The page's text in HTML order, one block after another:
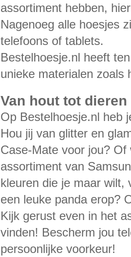
assortiment hebben,
Nagenoeg alle hoesjes
telefoons of tablets.
Bestelhoesje.nl heeft
unieke materialen zoals
Van hout tot
Op Bestelhoesje.nl heb
Hou jij van glitter en
Case-Mate voor jou?
assortiment van
kleuren die je maar wilt,
een leuke panda erop?
Kijk gerust even in het
vinden! Bescherm jou
persoonlijke voorkeur!